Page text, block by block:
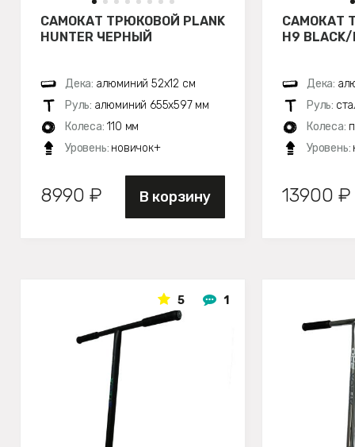
САМОКАТ ТРЮКОВОЙ PLANK
HUNTER ЧЕРНЫЙ
Дека: алюминий 52х12 см
Руль: алюминий 655х597 мм
Колеса: 110 мм
Уровень: новичок+
8990 ₽ В корзину
САМОКАТ
H9 BLACK/
Дека:
Руль:
Колеса:
Уровень:
13900 ₽
5 1